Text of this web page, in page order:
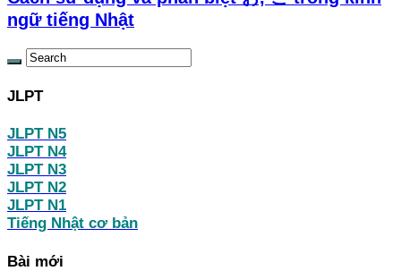
ngữ tiếng Nhật
JLPT
JLPT N5
JLPT N4
JLPT N3
JLPT N2
JLPT N1
Tiếng Nhật cơ bản
Bài mới